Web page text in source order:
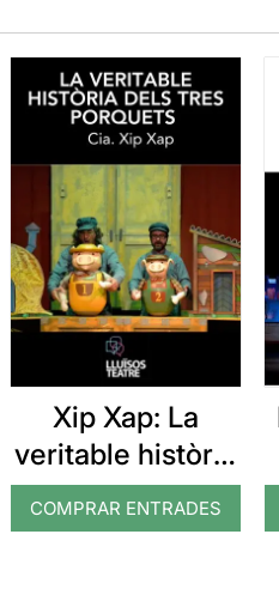
Xip Xap: La
veritable història
dels tres
porquets
COMPRAR ENTRADES